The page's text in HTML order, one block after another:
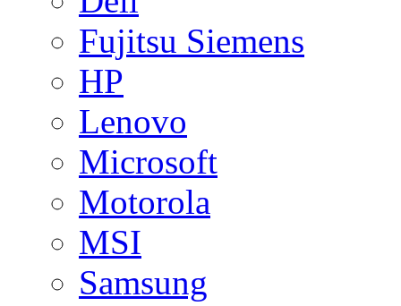
Fujitsu Siemens
HP
Lenovo
Microsoft
Motorola
MSI
Samsung